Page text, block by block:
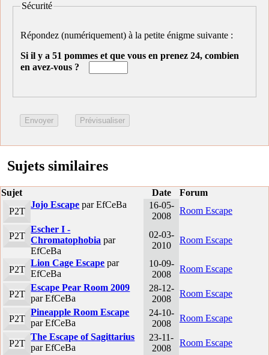
Sécurité
Répondez (numériquement) à la petite énigme suivante :
Si il y a 51 pommes et que vous en prenez 24, combien
en avez-vous ?
Sujets similaires
Sujet Date
Forum
P2T
Jojo Escape par EfCeBa
16-05-
2008
Room Escape
P2T
Escher I -
Chromatophobia par
EfCeBa
02-03-
2010
Room Escape
P2T
Lion Cage Escape par
EfCeBa
10-09-
2008
Room Escape
P2T
Escape Pear Room 2009
par EfCeBa
28-12-
2008
Room Escape
P2T
Pineapple Room Escape
par EfCeBa
24-10-
2008
Room Escape
P2T
The Escape of Sagittarius
par EfCeBa
23-11-
2008
Room Escape